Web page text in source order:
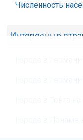
Численность
Интересные